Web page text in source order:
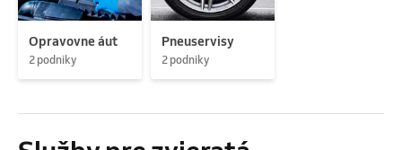
Opravovne áut
2 podniky
Pneuservisy
2 podniky